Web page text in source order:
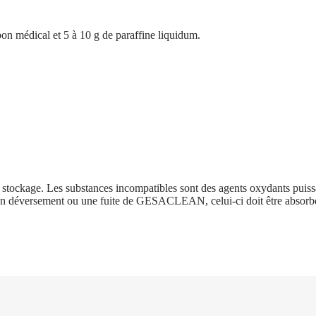
médical et 5 à 10 g de paraffine liquidum.
Les substances incompatibles sont des agents oxydants
déversement ou une fuite de GESACLEAN, celui-ci doit être